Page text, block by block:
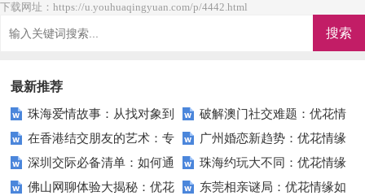
下载网址：https://u.youhuaqingyuan.com/p/4442.html
最新推荐
珠海爱情故事：从找对象到
找到爱的旅程
破解澳门社交难题：优花情
缘助你轻松结识新朋友
在香港结交朋友的艺术：专
家教你用优花情缘建立真实社交
圈
广州婚恋新趋势：优花情缘
引领爱的潮流
深圳交际必备清单：如何通
过优花情缘提升你的社交技能
珠海约玩大不同：优花情缘
如何让你的周末更精彩
佛山网聊体验大揭秘：优花
东莞相亲谜局：优花情缘如